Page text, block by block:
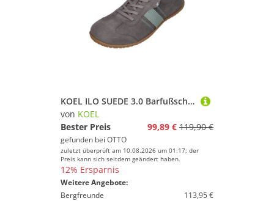
KOEL ILO SUEDE 3.0 Barfußschuh Grey
von KOEL
Bester Preis
99,89 € 119,90 €
gefunden bei OTTO
zuletzt überprüft am 10.08.2026 um 01:17; der
Preis kann sich seitdem geändert haben.
12% Ersparnis
Weitere Angebote:
Bergfreunde
113,95 €